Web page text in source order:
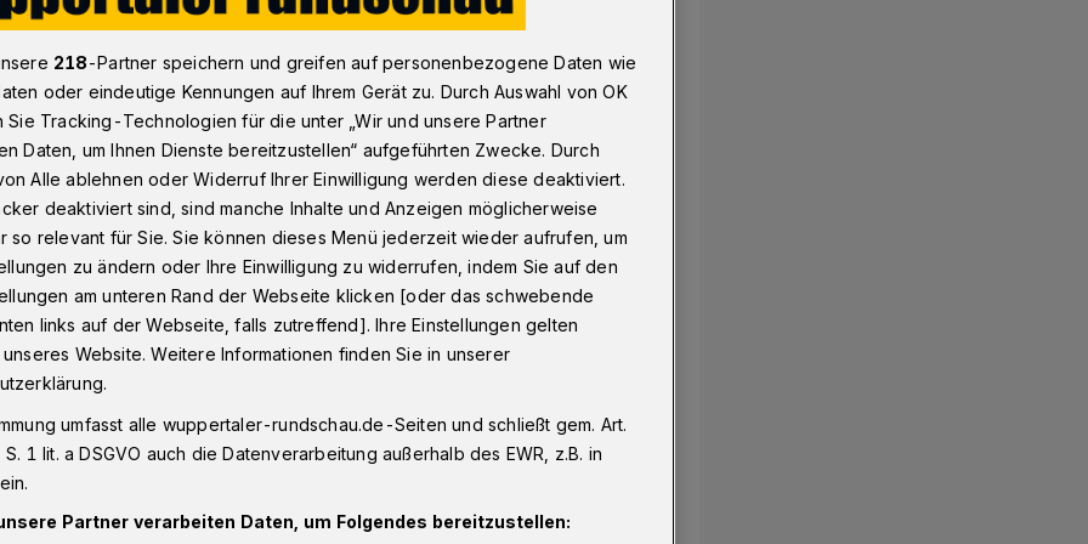
zur Zukunft der Wuppertaler KiHo
zur Zukunft
KiHo
Wuppertal“ lädt zu seinem nächsten
(2. September ab 19:30 Uhr in der
3) auf dem Heiligen Berg statt.
218-Partner speichern und greifen auf personenbezogene Daten wie
oder eindeutige Kennungen auf Ihrem Gerät zu. Durch Auswahl von OK
Sie Tracking-Technologien für die unter „Wir und unsere Partner
Daten, um Ihnen Dienste bereitzustellen“ aufgeführten Zwecke. Durch
Alle ablehnen oder Widerruf Ihrer Einwilligung werden diese deaktiviert.
deaktiviert sind, sind manche Inhalte und Anzeigen möglicherweise
so relevant für Sie. Sie können dieses Menü jederzeit wieder aufrufen, um
zu ändern oder Ihre Einwilligung zu widerrufen, indem Sie auf den
am unteren Rand der Webseite klicken [oder das schwebende
links auf der Webseite, falls zutreffend]. Ihre Einstellungen gelten
Website. Weitere Informationen finden Sie in unserer
umfasst alle wuppertaler-rundschau.de-Seiten und schließt gem. Art.
1 lit. a DSGVO auch die Datenverarbeitung außerhalb des EWR, z.B. in
Partner verarbeiten Daten, um Folgendes bereitzustellen: